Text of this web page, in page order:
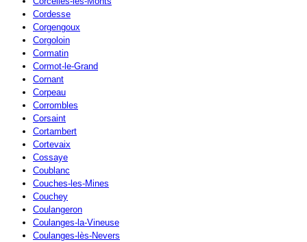
Cordesse
Corgengoux
Corgoloin
Cormatin
Cormot-le-Grand
Cornant
Corpeau
Corrombles
Corsaint
Cortambert
Cortevaix
Cossaye
Coublanc
Couches-les-Mines
Couchey
Coulangeron
Coulanges-la-Vineuse
Coulanges-lès-Nevers